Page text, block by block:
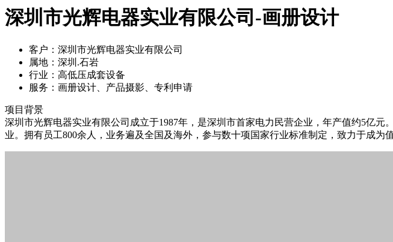
深圳市光辉电器实业有限公司-画册设计
客户： 深圳市光辉电器实业有限公司
属地： 深圳.石岩
行业： 高低压成套设备
服务： 画册设计、产品摄影、专利申请
项目背景
深圳市光辉电器实业有限公司成立于1987年，是深圳市首家电力民营企业，年产值约5亿
业。拥有员工800余人，业务遍及全国及海外，参与数十项国家行业标准制定，致力于成为